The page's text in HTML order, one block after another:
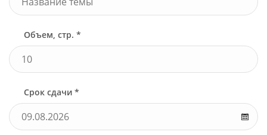
Объем, стр. *
Срок сдачи *